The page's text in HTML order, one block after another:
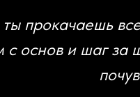
прокачаешь
с основ и шаг за